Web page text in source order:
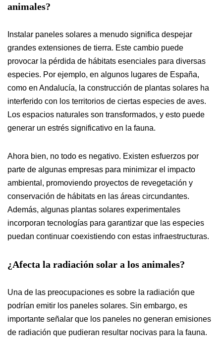
animales?
Instalar paneles solares a menudo significa despejar
grandes extensiones de tierra. Este cambio puede
provocar la pérdida de hábitats esenciales para diversas
especies. Por ejemplo, en algunos lugares de España,
como en Andalucía, la construcción de plantas solares ha
interferido con los territorios de ciertas especies de aves.
Los espacios naturales son transformados, y esto puede
generar un estrés significativo en la fauna.
Ahora bien, no todo es negativo. Existen esfuerzos por
parte de algunas empresas para minimizar el impacto
ambiental, promoviendo proyectos de revegetación y
conservación de hábitats en las áreas circundantes.
Además, algunas plantas solares experimentales
incorporan tecnologías para garantizar que las especies
puedan continuar coexistiendo con estas infraestructuras.
¿Afecta la radiación solar a los animales?
Una de las preocupaciones es sobre la radiación que
podrían emitir los paneles solares. Sin embargo, es
importante señalar que los paneles no generan emisiones
de radiación que pudieran resultar nocivas para la fauna.